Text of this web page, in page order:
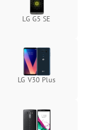
LG G5 SE
LG V30 Plus